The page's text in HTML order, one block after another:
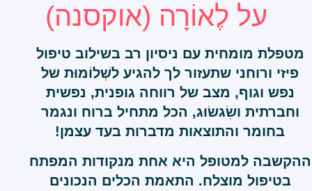
על לֶאוֹרָה (אוקסנה)
מטפלת מומחית עם ניסיון רב בשילוב טיפול
פיזי ורוחני שתעזור לך להגיע לשְׁלוֹמוּת של
נפש וגוף, מצב של רווחה גופנית, נפשית
וחברתית ושִׂגשׂוּג, הכל מתחיל ברוח ונגמר
בחומר והתוצאות מדברות בעד עצמן!
ההקשבה למטופל היא אחת מנקודות המפתח
בטיפול מוצלח. התאמת הכלים הנכונים